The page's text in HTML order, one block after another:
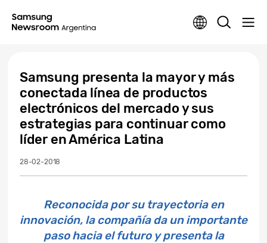
Samsung presenta la mayor y más
conectada línea de productos
electrónicos del mercado y sus
estrategias para continuar como
líder en América Latina
28-02-2018
Reconocida por su trayectoria en
innovación, la compañía da un importante
paso hacia el futuro y presenta la